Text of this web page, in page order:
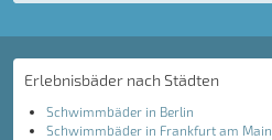
Erlebnisbäder nach Städten
Schwimmbäder in Berlin
Schwimmbäder in Frankfurt am Main